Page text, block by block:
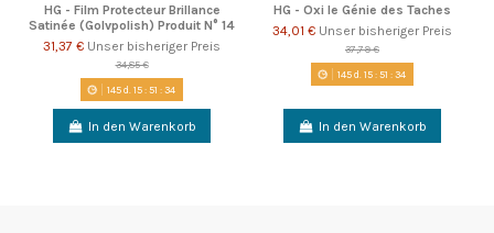
HG - Film Protecteur Brillance
Satinée (Golvpolish) Produit N° 14
31,37 € Unser bisheriger Preis
34,85 €
145d. 15:51 :33
In den Warenkorb
HG - Oxi le Génie des Taches
34,01 € Unser bisheriger Preis
37,79 €
145d. 15:51 :33
In den Warenkorb